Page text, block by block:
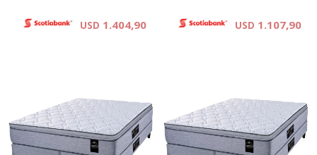
USD 1.404,90 USD 1.107,90
Resortes individuales Pocket
se combinan con la espuma
sustentable Eco Zoned.
Comfort Grid. Hard Foam®.
Altura de colchón 28 cm y 63
Resortes individuales Pocket
se combinan con la espuma
sustentable Eco Zoned.
Comfort Grid. Hard Foam®.
Altura de colchón 28 cm y 63